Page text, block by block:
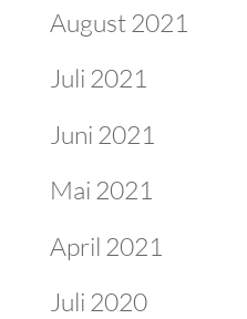
August 2021
Juli 2021
Juni 2021
Mai 2021
April 2021
Juli 2020